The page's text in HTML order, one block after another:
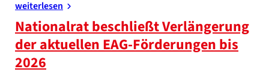
weiterlesen
Nationalrat beschließt Verlängerung
der aktuellen EAG-Förderungen bis
2026